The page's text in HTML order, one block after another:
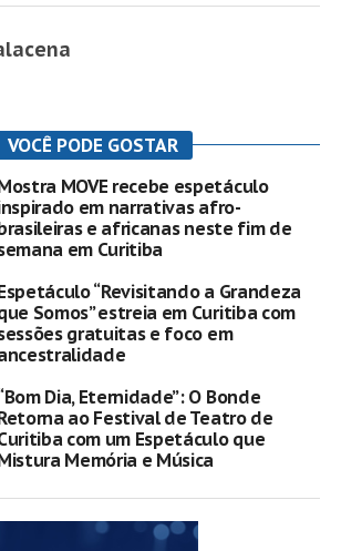
VOCÊ PODE GOSTAR
MOVE recebe espetáculo
em narrativas afro-
e africanas neste fim de
em Curitiba
“Revisitando a Grandeza
Somos” estreia em Curitiba com
gratuitas e foco em
Dia, Eternidade”: O Bonde
ao Festival de Teatro de
com um Espetáculo que
Memória e Música